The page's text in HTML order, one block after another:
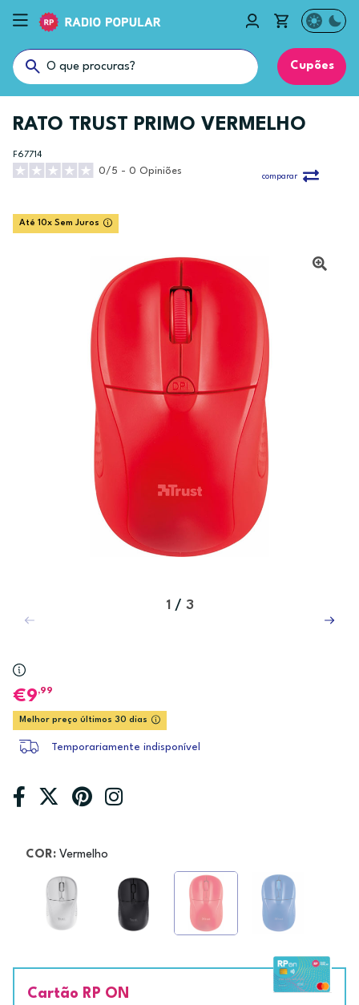
Cupões
RATO TRUST PRIMO VERMELHO
F67714
0/5 - 0 Opiniões
comparar
Até 10x Sem Juros
1 / 3
9,99
Melhor preço últimos 30 dias
Temporariamente indisponível
COR: Vermelho
Cartão RP ON